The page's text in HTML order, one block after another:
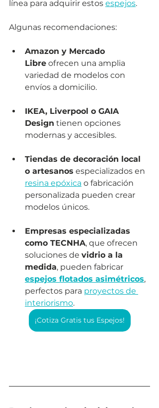
línea para adquirir estos espejos.
Algunas recomendaciones:
Amazon y Mercado
Libre ofrecen una amplia
variedad de modelos con
envíos a domicilio.
IKEA, Liverpool o GAIA
Design tienen opciones
modernas y accesibles.
Tiendas de decoración local
o artesanos especializados en
resina epóxica o fabricación
personalizada pueden crear
modelos únicos.
Empresas especializadas
como TECNHA, que ofrecen
soluciones de vidrio a la
medida, pueden fabricar
espejos flotados asimétricos,
perfectos para proyectos de
interiorismo.
¡Cotiza Gratis tus Espejos!